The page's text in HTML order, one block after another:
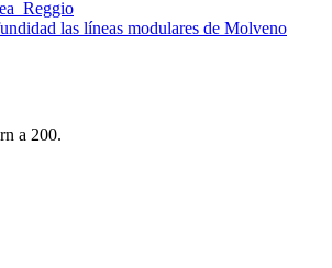
las líneas modulares de Molveno
a 200.